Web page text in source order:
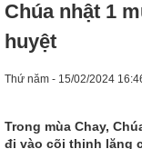
Chúa nhật 1
huyệt
Thứ năm - 15/02/2024
Trong mùa Chay,
đi vào cõi thinh lặng